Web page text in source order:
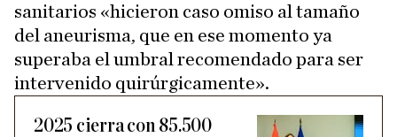
sanitarios «hicieron caso omiso al tamaño
del aneurisma, que en ese momento ya
superaba el umbral recomendado para ser
intervenido quirúrgicamente».
2025 cierra con 85.500